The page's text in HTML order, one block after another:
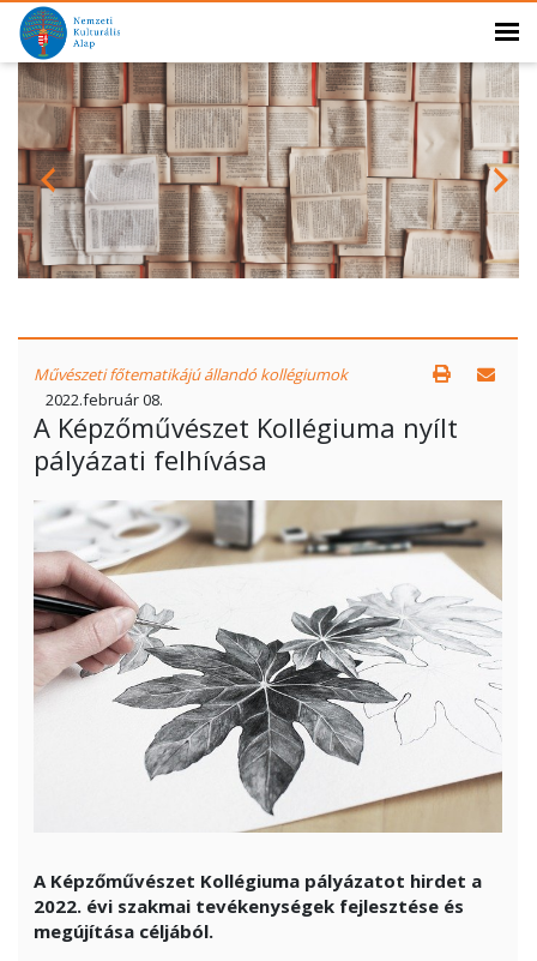
Művészeti főtematikájú állandó kollégiumok
2022.február 08.
A Képzőművészet Kollégiuma nyílt
pályázati felhívása
A Képzőművészet Kollégiuma pályázatot hirdet a
2022. évi szakmai tevékenységek fejlesztése és
megújítása céljából.